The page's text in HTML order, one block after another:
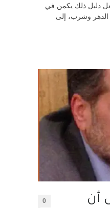
دليل ذلك يكمن في
الدهر وشرب، إلى
أن
0